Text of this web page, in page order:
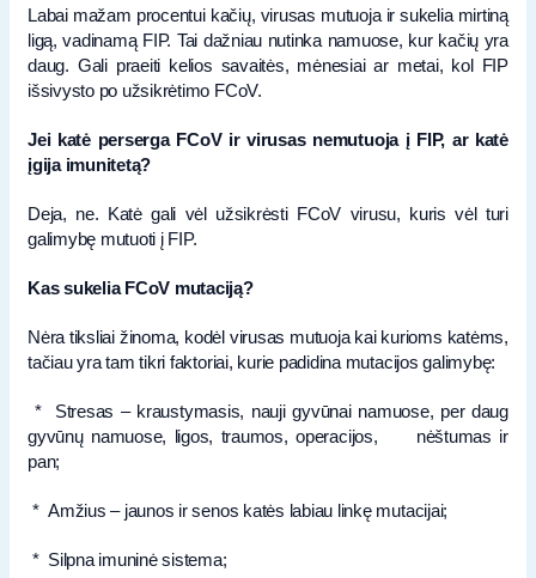
Labai mažam procentui kačių, virusas mutuoja ir sukelia mirtiną
ligą, vadinamą FIP. Tai dažniau nutinka namuose, kur kačių yra
daug. Gali praeiti kelios savaitės, mėnesiai ar metai, kol FIP
išsivysto po užsikrėtimo FCoV.
Jei katė perserga FCoV ir virusas nemutuoja į FIP, ar katė
įgija imunitetą?
Deja, ne. Katė gali vėl užsikrėsti FCoV virusu, kuris vėl turi
galimybę mutuoti į FIP.
Kas sukelia FCoV mutaciją?
Nėra tiksliai žinoma, kodėl virusas mutuoja kai kurioms katėms,
tačiau yra tam tikri faktoriai, kurie padidina mutacijos galimybę:
* Stresas – kraustymasis, nauji gyvūnai namuose, per daug
gyvūnų namuose, ligos, traumos, operacijos, nėštumas ir
pan;
* Amžius – jaunos ir senos katės labiau linkę mutacijai;
* Silpna imuninė sistema;